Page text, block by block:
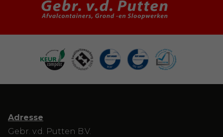
Adresse
Gebr. v.d. Putten B.V.